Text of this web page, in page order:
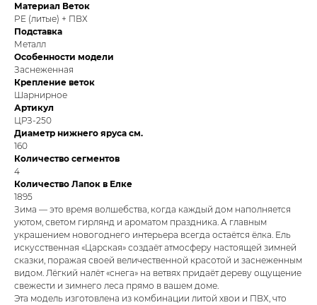
Материал Веток
PE (литые) + ПВХ
Подставка
Металл
Особенности модели
Заснеженная
Крепление веток
Шарнирное
Артикул
ЦРЗ-250
Диаметр нижнего яруса см.
160
Количество сегментов
4
Количество Лапок в Елке
1895
Зима — это время волшебства, когда каждый дом наполняется
уютом, светом гирлянд и ароматом праздника. А главным
украшением новогоднего интерьера всегда остаётся ёлка. Ель
искусственная «Царская» создаёт атмосферу настоящей зимней
сказки, поражая своей величественной красотой и заснеженным
видом. Лёгкий налёт «снега» на ветвях придаёт дереву ощущение
свежести и зимнего леса прямо в вашем доме.
Эта модель изготовлена из комбинации литой хвои и ПВХ, что